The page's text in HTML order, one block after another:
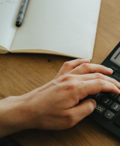
高田馬場おすすめの根管治療
の名医1人
2026.02.03
注目のトピック